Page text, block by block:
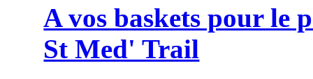
A vos baskets pour le
St Med' Trail